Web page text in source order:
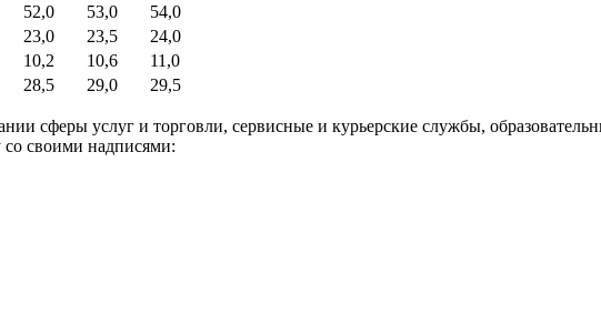
52,0 53,0
54,0
23,0 23,5
24,0
10,2 10,6
11,0
28,5 29,0 29,5
сферы услуг и торговли, сервисные и курьерские службы,
своими надписями: